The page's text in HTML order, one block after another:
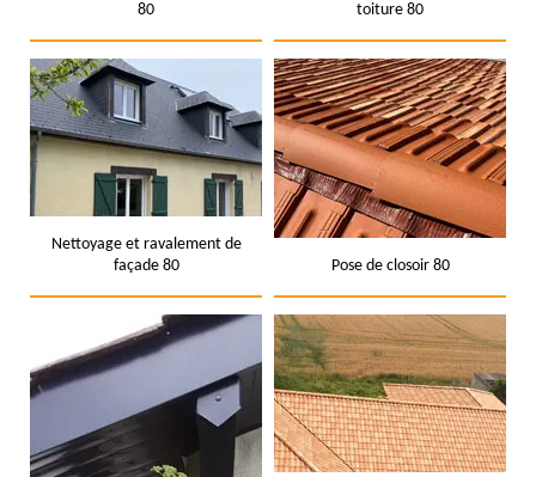
80
toiture 80
Nettoyage et ravalement de
façade 80
Pose de closoir 80